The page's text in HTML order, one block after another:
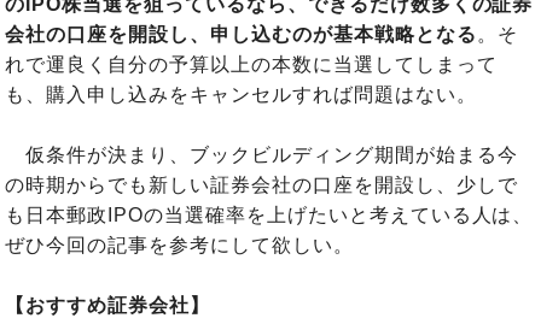
のIPO株当選を狙っているなら、できるだけ数多くの証券
会社の口座を開設し、申し込むのが基本戦略となる 。そ
れで運良く自分の予算以上の本数に当選してしまって
も、購入申し込みをキャンセルすれば問題はない。
仮条件が決まり、ブックビルディング期間が始まる今
の時期からでも新しい証券会社の口座を開設し、少しで
も日本郵政IPOの当選確率を上げたいと考えている人は、
ぜひ今回の記事を参考にして欲しい。
【おすすめ証券会社】